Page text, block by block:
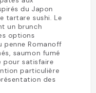
du Japon
tartare sushi. Le
un brunch
options
penne Romanoff
saumon fumé
pour satisfaire
particulière
des